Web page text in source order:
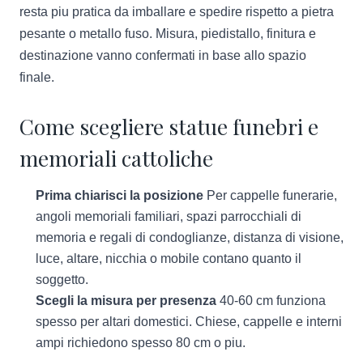
resta piu pratica da imballare e spedire rispetto a pietra
pesante o metallo fuso. Misura, piedistallo, finitura e
destinazione vanno confermati in base allo spazio
finale.
Come scegliere statue funebri e
memoriali cattoliche
Prima chiarisci la posizione Per cappelle funerarie,
angoli memoriali familiari, spazi parrocchiali di
memoria e regali di condoglianze, distanza di visione,
luce, altare, nicchia o mobile contano quanto il
soggetto.
Scegli la misura per presenza 40-60 cm funziona
spesso per altari domestici. Chiese, cappelle e interni
ampi richiedono spesso 80 cm o piu.